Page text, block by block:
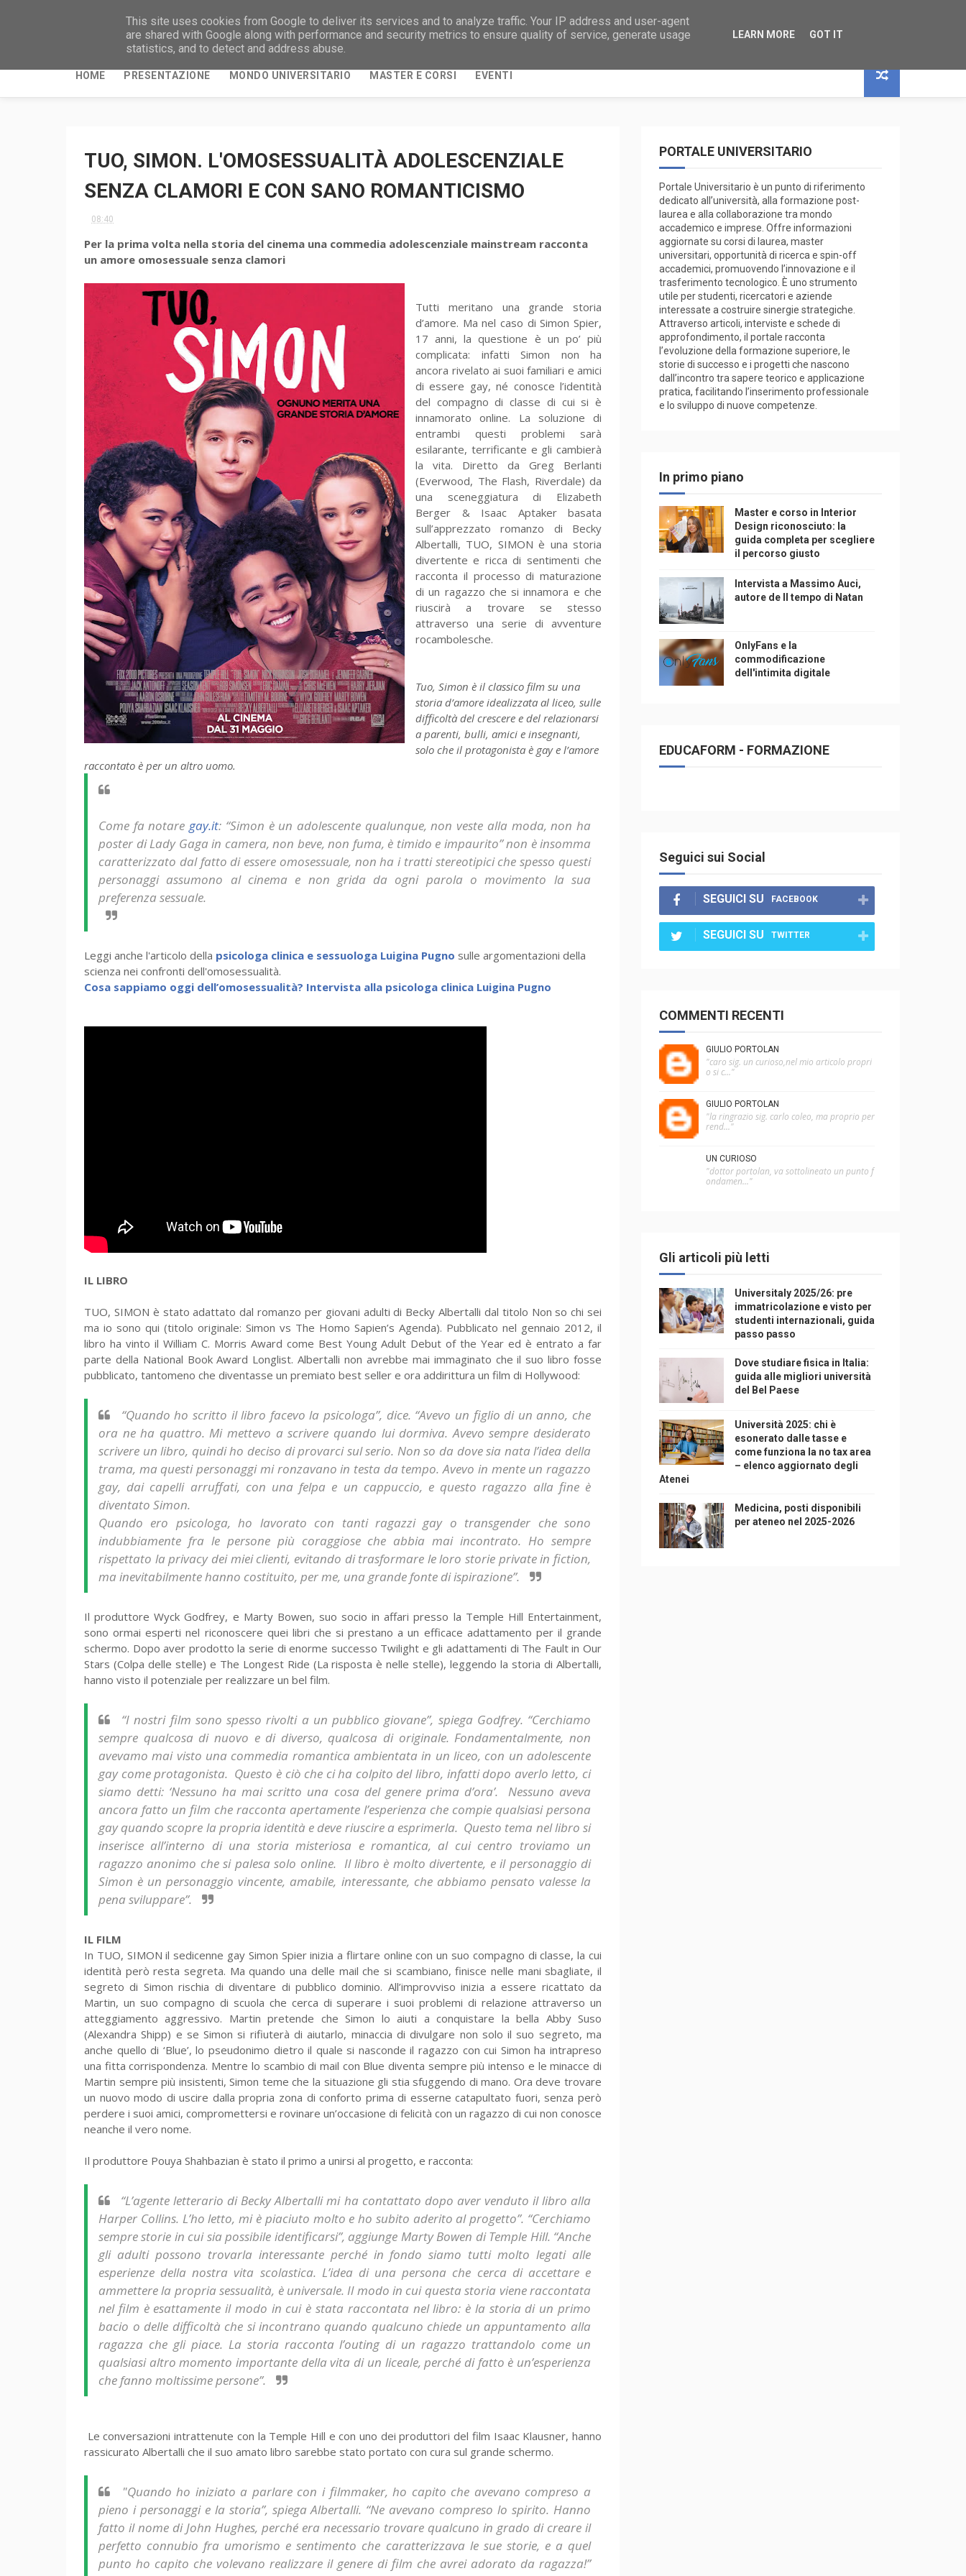
NOTIZIE DAL MONDO UNIVERSITARIO E DALLA RICERCA
HOME PRESENTAZIONE MONDO UNIVERSITARIO MASTER E CORSI EVENTI
TUO, SIMON. L'OMOSESSUALITÀ ADOLESCENZIALE
SENZA CLAMORI E CON SANO ROMANTICISMO
08:40
Per la prima volta nella storia del cinema una commedia adolescenziale mainstream racconta
un amore omosessuale senza clamori
Tutti meritano una grande storia
d’amore. Ma nel caso di Simon Spier,
17 anni, la questione è un po’ più
complicata: infatti Simon non ha
ancora rivelato ai suoi familiari e amici
di essere gay, né conosce l’identità
del compagno di classe di cui si è
innamorato online. La soluzione di
entrambi questi problemi sarà
esilarante, terrificante e gli cambierà
la vita. Diretto da Greg Berlanti
(Everwood, The Flash, Riverdale) da
una sceneggiatura di Elizabeth
Berger & Isaac Aptaker basata
sull’apprezzato romanzo di Becky
Albertalli, TUO, SIMON è una storia
divertente e ricca di sentimenti che
racconta il processo di maturazione
di un ragazzo che si innamora e che
riuscirà a trovare se stesso
attraverso una serie di avventure
rocambolesche.
Tuo, Simon è il classico film su una
storia d’amore idealizzata al liceo, sulle
difficoltà del crescere e del relazionarsi
a parenti, bulli, amici e insegnanti,
solo che il protagonista è gay e l’amore
raccontato è per un altro uomo.
Come fa notaregay.it: “Simon è un adolescente qualunque, non veste alla moda, non ha
poster di Lady Gaga in camera, non beve, non fuma, è timido e impaurito” non è insomma
caratterizzato dal fatto di essere omosessuale, non ha i tratti stereotipici che spesso questi
personaggi assumono al cinema e non grida da ogni parola o movimento la sua
preferenza sessuale.
Leggi anche l'articolo della psicologa clinica e sessuologa Luigina Pugno sulle argomentazioni della
scienza nei confronti dell'omosessualità.
Cosa sappiamo oggi dell’omosessualità? Intervista alla psicologa clinica Luigina Pugno
IL LIBRO
TUO, SIMON è stato adattato dal romanzo per giovani adulti di Becky Albertalli dal titolo Non so chi sei
ma io sono qui (titolo originale: Simon vs The Homo Sapien’s Agenda). Pubblicato nel gennaio 2012, il
libro ha vinto il William C. Morris Award come Best Young Adult Debut of the Year ed è entrato a far
parte della National Book Award Longlist. Albertalli non avrebbe mai immaginato che il suo libro fosse
pubblicato, tantomeno che diventasse un premiato best seller e ora addirittura un film di Hollywood:
“Quando ho scritto il libro facevo la psicologa”, dice. “Avevo un figlio di un anno, che
ora ne ha quattro. Mi mettevo a scrivere quando lui dormiva. Avevo sempre desiderato
scrivere un libro, quindi ho deciso di provarci sul serio. Non so da dove sia nata l’idea della
trama, ma questi personaggi mi ronzavano in testa da tempo. Avevo in mente un ragazzo
gay, dai capelli arruffati, con una felpa e un cappuccio, e questo ragazzo alla fine è
diventato Simon.
Quando ero psicologa, ho lavorato con tanti ragazzi gay o transgender che sono
indubbiamente fra le persone più coraggiose che abbia mai incontrato. Ho sempre
rispettato la privacy dei miei clienti, evitando di trasformare le loro storie private in fiction,
ma inevitabilmente hanno costituito, per me, una grande fonte di ispirazione”.
Il produttore Wyck Godfrey, e Marty Bowen, suo socio in affari presso la Temple Hill Entertainment,
sono ormai esperti nel riconoscere quei libri che si prestano a un efficace adattamento per il grande
schermo. Dopo aver prodotto la serie di enorme successo Twilight e gli adattamenti di The Fault in Our
Stars (Colpa delle stelle) e The Longest Ride (La risposta è nelle stelle), leggendo la storia di Albertalli,
hanno visto il potenziale per realizzare un bel film.
“I nostri film sono spesso rivolti a un pubblico giovane”, spiega Godfrey. “Cerchiamo
sempre qualcosa di nuovo e di diverso, qualcosa di originale. Fondamentalmente, non
avevamo mai visto una commedia romantica ambientata in un liceo, con un adolescente
gay come protagonista. Questo è ciò che ci ha colpito del libro, infatti dopo averlo letto, ci
siamo detti: ‘Nessuno ha mai scritto una cosa del genere prima d’ora’. Nessuno aveva
ancora fatto un film che racconta apertamente l’esperienza che compie qualsiasi persona
gay quando scopre la propria identità e deve riuscire a esprimerla. Questo tema nel libro si
inserisce all’interno di una storia misteriosa e romantica, al cui centro troviamo un
ragazzo anonimo che si palesa solo online. Il libro è molto divertente, e il personaggio di
Simon è un personaggio vincente, amabile, interessante, che abbiamo pensato valesse la
pena sviluppare”.
IL FILM
In TUO, SIMON il sedicenne gay Simon Spier inizia a flirtare online con un suo compagno di classe, la cui
identità però resta segreta. Ma quando una delle mail che si scambiano, finisce nelle mani sbagliate, il
segreto di Simon rischia di diventare di pubblico dominio. All’improvviso inizia a essere ricattato da
Martin, un suo compagno di scuola che cerca di superare i suoi problemi di relazione attraverso un
atteggiamento aggressivo. Martin pretende che Simon lo aiuti a conquistare la bella Abby Suso
(Alexandra Shipp) e se Simon si rifiuterà di aiutarlo, minaccia di divulgare non solo il suo segreto, ma
anche quello di ‘Blue’, lo pseudonimo dietro il quale si nasconde il ragazzo con cui Simon ha intrapreso
una fitta corrispondenza. Mentre lo scambio di mail con Blue diventa sempre più intenso e le minacce di
Martin sempre più insistenti, Simon teme che la situazione gli stia sfuggendo di mano. Ora deve trovare
un nuovo modo di uscire dalla propria zona di conforto prima di esserne catapultato fuori, senza però
perdere i suoi amici, compromettersi e rovinare un’occasione di felicità con un ragazzo di cui non conosce
neanche il vero nome.
Il produttore Pouya Shahbazian è stato il primo a unirsi al progetto, e racconta:
“L’agente letterario di Becky Albertalli mi ha contattato dopo aver venduto il libro alla
Harper Collins. L’ho letto, mi è piaciuto molto e ho subito aderito al progetto”. “Cerchiamo
sempre storie in cui sia possibile identificarsi”, aggiunge Marty Bowen di Temple Hill. “Anche
gli adulti possono trovarla interessante perché in fondo siamo tutti molto legati alle
esperienze della nostra vita scolastica. L’idea di una persona che cerca di accettare e
ammettere la propria sessualità, è universale. Il modo in cui questa storia viene raccontata
nel film è esattamente il modo in cui è stata raccontata nel libro: è la storia di un primo
bacio o delle difficoltà che si incontrano quando qualcuno chiede un appuntamento alla
ragazza che gli piace. La storia racconta l’outing di un ragazzo trattandolo come un
qualsiasi altro momento importante della vita di un liceale, perché di fatto è un’esperienza
che fanno moltissime persone”.
Le conversazioni intrattenute con la Temple Hill e con uno dei produttori del film Isaac Klausner, hanno
rassicurato Albertalli che il suo amato libro sarebbe stato portato con cura sul grande schermo.
"Quando ho iniziato a parlare con i filmmaker, ho capito che avevano compreso a
pieno i personaggi e la storia”, spiega Albertalli. “Ne avevano compreso lo spirito. Hanno
fatto il nome di John Hughes, perché era necessario trovare qualcuno in grado di creare il
perfetto connubio fra umorismo e sentimento che caratterizzava le sue storie, e a quel
punto ho capito che volevano realizzare il genere di film che avrei adorato da ragazza!”
PORTALE UNIVERSITARIO
Portale Universitario è un punto di riferimento
dedicato all’università, alla formazione post-
laurea e alla collaborazione tra mondo
accademico e imprese. Offre informazioni
aggiornate su corsi di laurea, master
universitari, opportunità di ricerca e spin-off
accademici, promuovendo l’innovazione e il
trasferimento tecnologico. È uno strumento
utile per studenti, ricercatori e aziende
interessate a costruire sinergie strategiche.
Attraverso articoli, interviste e schede di
approfondimento, il portale racconta
l’evoluzione della formazione superiore, le
storie di successo e i progetti che nascono
dall’incontro tra sapere teorico e applicazione
pratica, facilitando l’inserimento professionale
e lo sviluppo di nuove competenze.
In primo piano
Master e corso in Interior
Design riconosciuto: la
guida completa per scegliere
il percorso giusto
Intervista a Massimo Auci,
autore de Il tempo di Natan
OnlyFans e la
commodificazione
dell'intimita digitale
EDUCAFORM - FORMAZIONE
Seguici sui Social
SEGUICI SU FACEBOOK
SEGUICI SU TWITTER
COMMENTI RECENTI
GIULIO PORTOLAN
"caro sig. un curioso,nel mio articolo propri
o si c..."
GIULIO PORTOLAN
"la ringrazio sig. carlo coleo, ma proprio per
rend..."
UN CURIOSO
"dottor portolan, va sottolineato un punto f
ondamen..."
Gli articoli più letti
Universitaly 2025/26: pre
immatricolazione e visto per
studenti internazionali, guida
passo passo
Dove studiare fisica in Italia:
guida alle migliori università
del Bel Paese
Università 2025: chi è
esonerato dalle tasse e
come funziona la no tax area
– elenco aggiornato degli
Atenei
Medicina, posti disponibili
per ateneo nel 2025-2026
This site uses cookies from Google to deliver its services and to analyze traffic. Your IP address and user-agent
are shared with Google along with performance and security metrics to ensure quality of service, generate usage
statistics, and to detect and address abuse.
LEARN MORE GOT IT